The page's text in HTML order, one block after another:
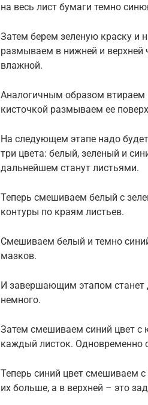
на весь лист бумаги темно
Затем берем зеленую краску и
размываем в нижней и верхней
влажной.
Аналогичным образом втираем
кисточкой размываем ее
На следующем этапе надо
три цвета: белый, зеленый и
дальнейшем станут листьями.
Теперь смешиваем белый с
контуры по краям листьев.
Смешиваем белый и темно
мазков.
И завершающим этапом станет
немного.
Затем смешиваем синий цвет
каждый листок. Одновременно
Теперь синий цвет смешиваем
их больше, а в верхней – это